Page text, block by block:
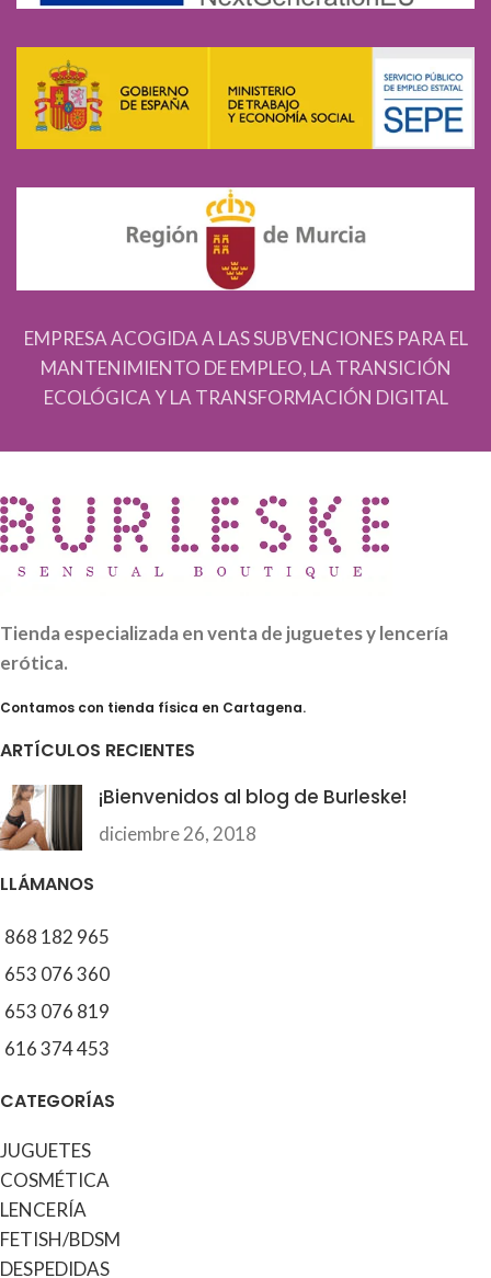
EMPRESA ACOGIDA A LAS SUBVENCIONES PARA EL
MANTENIMIENTO DE EMPLEO, LA TRANSICIÓN
ECOLÓGICA Y LA TRANSFORMACIÓN DIGITAL
Tienda especializada en venta de juguetes y lencería
erótica.
Contamos con tienda física en Cartagena.
ARTÍCULOS RECIENTES
¡Bienvenidos al blog de Burleske!
diciembre 26, 2018
LLÁMANOS
868 182 965
653 076 360
653 076 819
616 374 453
CATEGORÍAS
JUGUETES
COSMÉTICA
LENCERÍA
FETISH/BDSM
DESPEDIDAS